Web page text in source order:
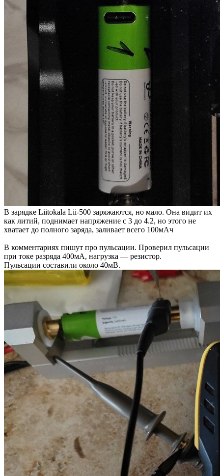
В зарядке Liitokala Lii-500 заряжаются, но мало. Она видит их
как литий, поднимает напряжение с 3 до 4.2, но этого не
хватает до полного заряда, заливает всего 100мАч
В комментариях пишут про пульсации. Проверил пульсации
при токе разряда 400мА, нагрузка — резистор.
Пульсации составили около 40мВ.